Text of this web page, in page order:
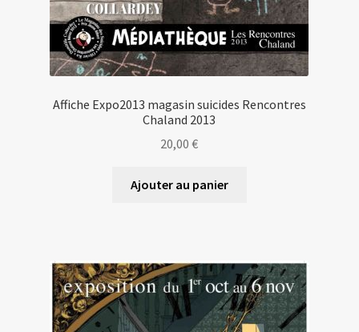
Affiche Expo2013 magasin suicides Rencontres
Chaland 2013
20,00€
Ajouter au panier